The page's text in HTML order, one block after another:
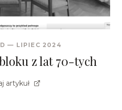
— LIPIEC 2024
z lat 70-tych
artykuł